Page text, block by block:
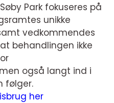
Park fokuseres på
unikke
vedkommendes
behandlingen ikke
også langt ind i
følger.
her